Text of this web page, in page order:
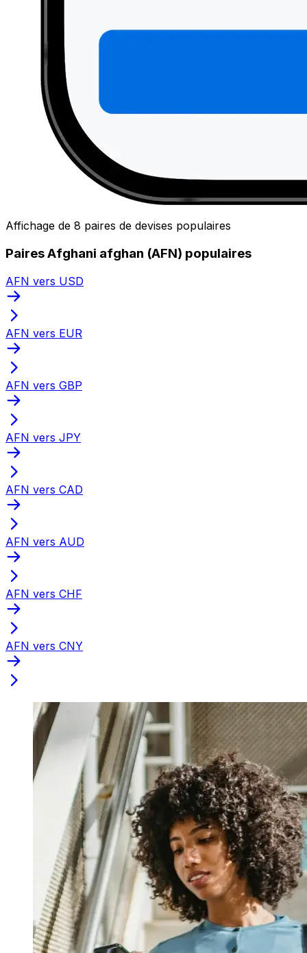
Affichage de 8 paires de devises populaires
Paires Afghani afghan (AFN) populaires
AFN vers USD
AFN vers EUR
AFN vers GBP
AFN vers JPY
AFN vers CAD
AFN vers AUD
AFN vers CHF
AFN vers CNY